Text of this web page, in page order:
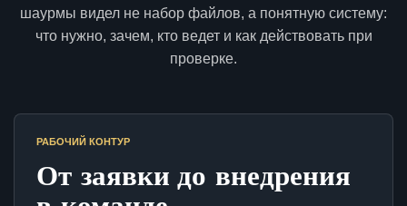
шаурмы видел не набор файлов, а понятную систему:
что нужно, зачем, кто ведет и как действовать при
проверке.
РАБОЧИЙ КОНТУР
От заявки до внедрения